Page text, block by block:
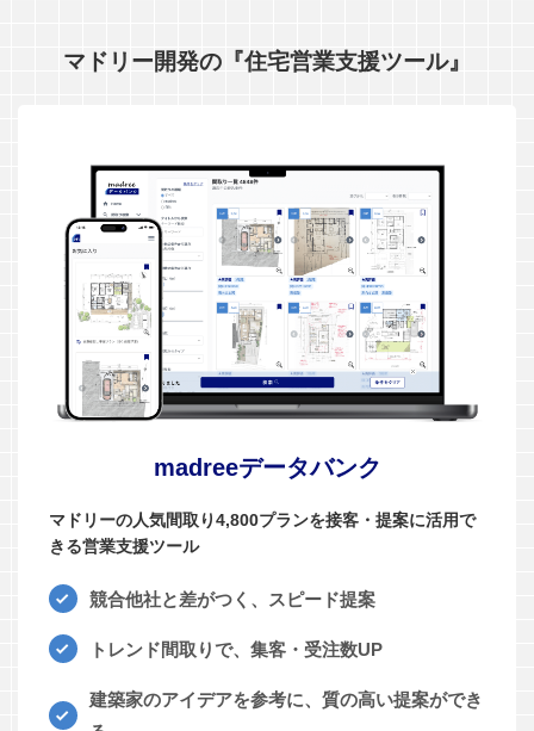
マドリー開発の『住宅営業支援ツール』
madreeデータバンク
マドリーの人気間取り4,800プランを接客・提案に活用で
きる営業支援ツール
競合他社と差がつく、スピード提案
トレンド間取りで、集客・受注数UP
建築家のアイデアを参考に、質の高い提案ができ